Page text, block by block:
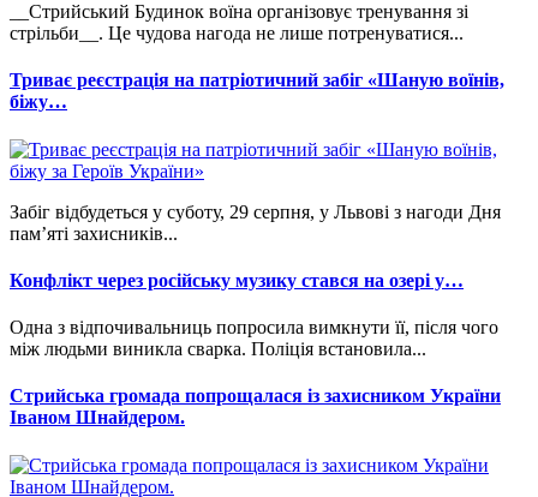
__Стрийський Будинок воїна організовує тренування зі
стрільби__. Це чудова нагода не лише потренуватися...
Триває реєстрація на патріотичний забіг «Шаную воїнів,
біжу…
Забіг відбудеться у суботу, 29 серпня, у Львові з нагоди Дня
пам’яті захисників...
Конфлікт через російську музику стався на озері у…
Одна з відпочивальниць попросила вимкнути її, після чого
між людьми виникла сварка. Поліція встановила...
Стрийська громада попрощалася із захисником України
Іваном Шнайдером.